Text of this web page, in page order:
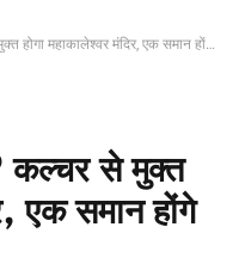
महाकालेश्वर मंदिर, एक समान होंगे सभी भक्त
से मुक्त
एक समान होंगे